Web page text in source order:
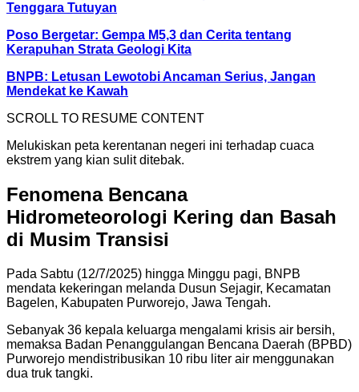
Tenggara Tutuyan
Poso Bergetar: Gempa M5,3 dan Cerita tentang
Kerapuhan Strata Geologi Kita
BNPB: Letusan Lewotobi Ancaman Serius, Jangan
Mendekat ke Kawah
SCROLL TO RESUME CONTENT
Melukiskan peta kerentanan negeri ini terhadap cuaca
ekstrem yang kian sulit ditebak.
Fenomena Bencana
Hidrometeorologi Kering dan Basah
di Musim Transisi
Pada Sabtu (12/7/2025) hingga Minggu pagi, BNPB
mendata kekeringan melanda Dusun Sejagir, Kecamatan
Bagelen, Kabupaten Purworejo, Jawa Tengah.
Sebanyak 36 kepala keluarga mengalami krisis air bersih,
memaksa Badan Penanggulangan Bencana Daerah (BPBD)
Purworejo mendistribusikan 10 ribu liter air menggunakan
dua truk tangki.